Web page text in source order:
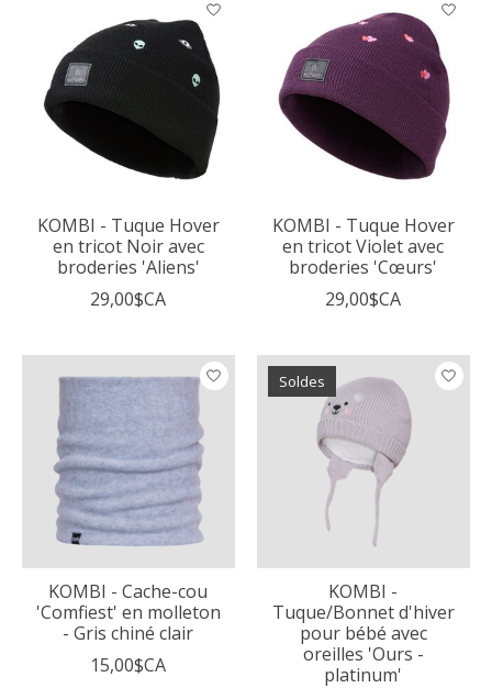
KOMBI - Tuque Hover
en tricot Noir avec
broderies 'Aliens'
29,00$CA
KOMBI - Tuque Hover
en tricot Violet avec
broderies 'Cœurs'
29,00$CA
KOMBI - Cache-cou
'Comfiest' en molleton
- Gris chiné clair
15,00$CA
Soldes
KOMBI -
Tuque/Bonnet d'hiver
pour bébé avec
oreilles 'Ours -
platinum'